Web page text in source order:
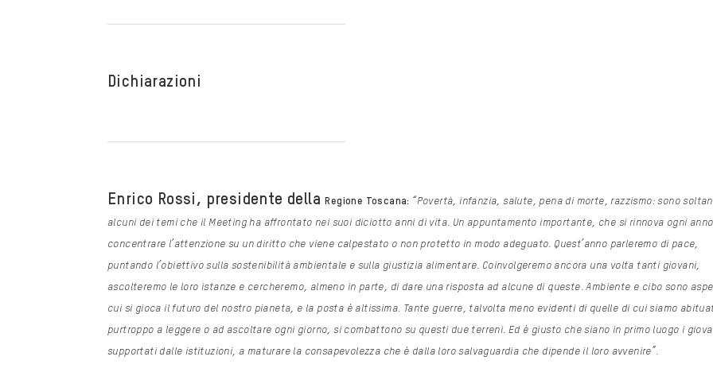
Dichiarazioni
Enrico Rossi, presidente dellaRegione Toscana: “Povertà, infanzia, salute, pena di morte, razzismo:sono
alcuni dei temi che il Meeting ha affrontato nei suoi diciottoanni di vita. Un appuntamento importante, che si rinnova ogni
concentrare l’attenzione su un diritto che viene calpestato o non protetto inmodo adeguato. Quest’anno parleremo di pace,
puntando l’obiettivo sulla sostenibilità ambientale e sulla giustizia alimentare. Coinvolgeremo ancora una volta tanti giovani,
ascolteremo le loro istanze e cercheremo, almeno in parte, di dare una risposta ad alcune di queste. Ambiente e cibo sono
cui si gioca il futuro del nostro pianeta, e la posta è altissima. Tante guerre, talvolta meno evidenti di quelle di cui siamo
purtroppo a leggere o ad ascoltare ogni giorno, si combattono su questi due terreni. Ed è giusto chesiano in primo luogo i
supportati dalle istituzioni, a maturare la consapevolezza che è dalla loro salvaguardia che dipende il loro avvenire”.